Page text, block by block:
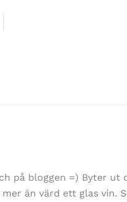
på bloggen =) Byter ut
än värd ett glas vin.